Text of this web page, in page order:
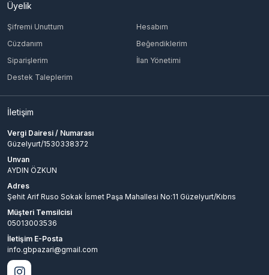
Üyelik
Şifremi Unuttum
Hesabım
Cüzdanım
Beğendiklerim
Siparişlerim
İlan Yönetimi
Destek Taleplerim
İletişim
Vergi Dairesi / Numarası
Güzelyurt/1530338372
Unvan
AYDIN ÖZKUN
Adres
Şehit Arif Ruso Sokak İsmet Paşa Mahallesi No:11 Güzelyurt/Kıbrıs
Müşteri Temsilcisi
05013003536
İletişim E-Posta
info.gbpazari@gmail.com